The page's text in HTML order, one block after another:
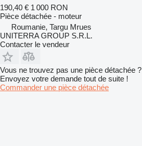
190,40 € 1 000 RON
Pièce détachée - moteur
Roumanie, Targu Mrues
UNITERRA GROUP S.R.L.
Contacter le vendeur
Vous ne trouvez pas une pièce détachée ?
Envoyez votre demande tout de suite !
Commander une pièce détachée